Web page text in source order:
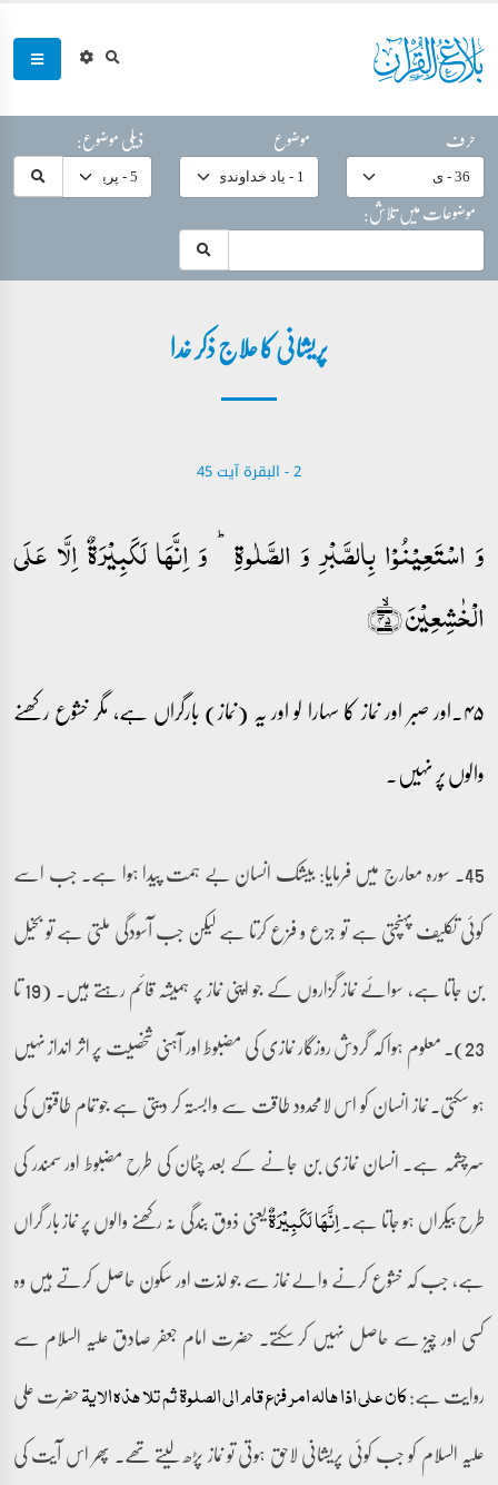
حرف موضوع
ذیلی موضوع:
موضوعات میں تلاش:
پریشانی کا علاج ذکر خدا
2 - ‎البقرة آیت 45
وَ اسۡتَعِیۡنُوۡا بِالصَّبۡرِ وَ الصَّلٰوۃِ ؕ وَ اِنَّہَا لَکَبِیۡرَۃٌ اِلَّا عَلَی
الۡخٰشِعِیۡنَ ﴿ۙ۴۵﴾
۴۵۔اور صبر اور نماز کا سہارا لو اور یہ (نماز) بارگراں ہے، مگر خشوع رکھنے
والوں پر نہیں۔
45۔ سورہ معارج میں فرمایا: بیشک انسان بے ہمت پیدا ہوا ہے۔ جب اسے
کوئی تکلیف پہنچتی ہے تو جزع و فزع کرتا ہے لیکن جب آسودگی ملتی ہے تو بخیل
بن جاتا ہے، سوائے نماز گزاروں کے جو اپنی نماز پر ہمیشہ قائم رہتے ہیں۔ (19 تا
23)۔ معلوم ہوا کہ گردش روزگار نمازی کی مضبوط اور آہنی شخصیت پر اثر انداز نہیں
ہو سکتی۔ نماز انسان کو اس لامحدود طاقت سے وابستہ کر دیتی ہے جو تمام طاقتوں کی
سرچشمہ ہے۔ انسان نمازی بن جانے کے بعد چٹان کی طرح مضبوط اور سمندر کی
طرح بیکراں ہو جاتا ہے۔اِنَّہَا لَکَبِیۡرَۃٌیعنی ذوق بندگی نہ رکھنے والوں پر نماز بار گراں
ہے، جب کہ خشوع کرنے والے نماز سے جو لذت اور سکون حاصل کرتے ہیں وہ
کسی اور چیز سے حاصل نہیں کر سکتے۔ حضرت امام جعفر صادق علیہ السلام سے
روایت ہے:کان علی اذا ھالہ امر فزع قام الی الصلوۃ ثم تلا ھذہ الایۃحضرت علی
علیہ السلام کو جب کوئی پریشانی لاحق ہوتی تو نماز پڑھ لیتے تھے۔ پھر اس آیت کی